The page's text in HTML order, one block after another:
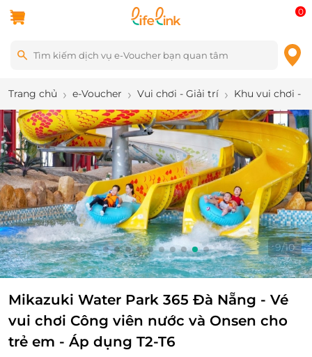
0
Trang chủ e-Voucher Vui chơi - Giải trí Khu vui chơi -
10/10
Mikazuki Water Park 365 Đà Nẵng - Vé
vui chơi Công viên nước và Onsen cho
trẻ em - Áp dụng T2-T6